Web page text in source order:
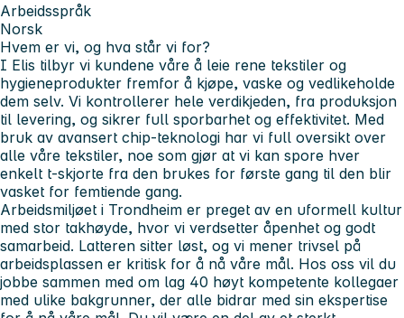
Arbeidsspråk
Norsk
Hvem er vi, og hva står vi for?
I Elis tilbyr vi kundene våre å leie rene tekstiler og
hygieneprodukter fremfor å kjøpe, vaske og vedlikeholde
dem selv. Vi kontrollerer hele verdikjeden, fra produksjon
til levering, og sikrer full sporbarhet og effektivitet. Med
bruk av avansert chip-teknologi har vi full oversikt over
alle våre tekstiler, noe som gjør at vi kan spore hver
enkelt t-skjorte fra den brukes for første gang til den blir
vasket for femtiende gang.
Arbeidsmiljøet i Trondheim er preget av en uformell kultur
med stor takhøyde, hvor vi verdsetter åpenhet og godt
samarbeid. Latteren sitter løst, og vi mener trivsel på
arbeidsplassen er kritisk for å nå våre mål. Hos oss vil du
jobbe sammen med om lag 40 høyt kompetente kollegaer
med ulike bakgrunner, der alle bidrar med sin ekspertise